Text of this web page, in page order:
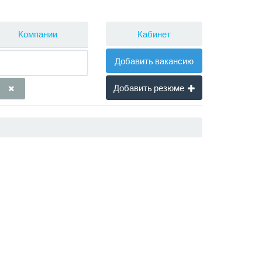
Компании Кабинет
Добавить вакансию
Добавить резюме